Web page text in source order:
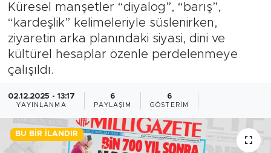
Küresel manşetler “diyalog”, “barış”,
“kardeşlik” kelimeleriyle süslenirken,
ziyaretin arka planındaki siyasi, dini ve
kültürel hesaplar özenle perdelenmeye
çalışıldı.
02.12.2025 - 13:17
YAYINLANMA
6
PAYLAŞIM
6
GÖSTERIM
BU BIR İLANDIR
GÜNCEL
KARİKATÜR
BİLİM-TEKNOLOJİ
RÖPÖRTAJ
ANALİZ
Son Dakika Haberleri
Haber Arşivi